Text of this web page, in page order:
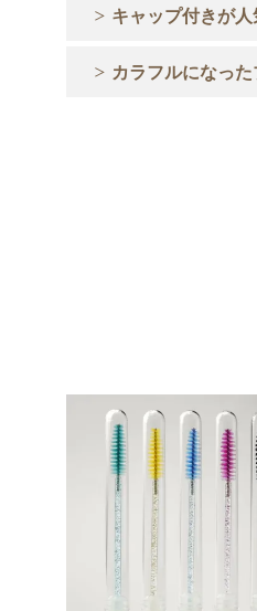
キャップ付きが
カラフルになっ